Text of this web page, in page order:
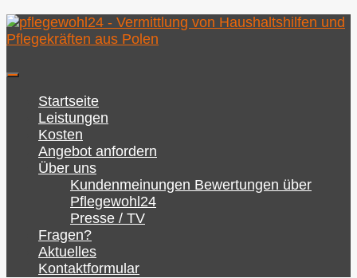
Zum
Inhalt
Startseite
Leistungen
Kosten
Angebot anfordern
Über uns
Kundenmeinungen Bewertungen über
Pflegewohl24
Presse / TV
Fragen?
Aktuelles
Kontaktformular